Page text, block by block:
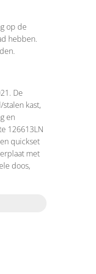
op de
hebben.
De
kast,
en
126613LN
quickset
met
doos,